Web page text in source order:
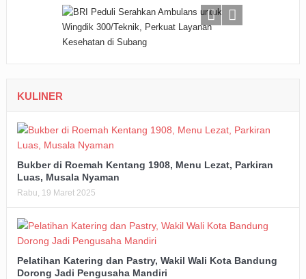
KULINER
Bukber di Roemah Kentang 1908, Menu Lezat, Parkiran
Luas, Musala Nyaman
Rabu, 19 Maret 2025
Pelatihan Katering dan Pastry, Wakil Wali Kota Bandung
Dorong Jadi Pengusaha Mandiri